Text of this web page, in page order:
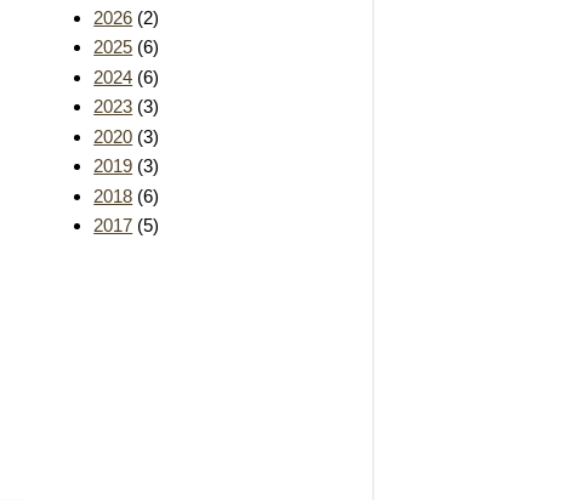
2026 (2)
2025 (6)
2024 (6)
2023 (3)
2020 (3)
2019 (3)
2018 (6)
2017 (5)